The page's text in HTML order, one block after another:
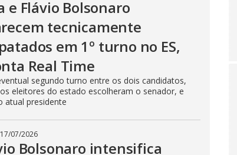
e Flávio Bolsonaro
tecnicamente
em 1º turno no ES,
Real Time
segundo turno entre os dois candidatos,
eleitores do estado escolheram o senador, e
atual presidente
17/07/2026
Bolsonaro intensifica